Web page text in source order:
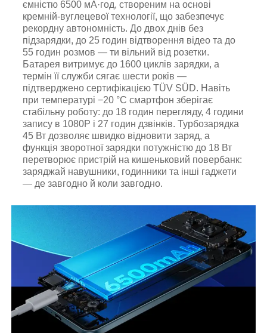
ємністю 6500 мА·год, створеним на основі
кремній-вуглецевої технології, що забезпечує
рекордну автономність. До двох днів без
підзарядки, до 25 годин відтворення відео та до
55 годин розмов — ти вільний від розетки.
Батарея витримує до 1600 циклів зарядки, а
термін її служби сягає шести років —
підтверджено сертифікацією TÜV SÜD. Навіть
при температурі −20 °C смартфон зберігає
стабільну роботу: до 18 годин перегляду, 4 години
запису в 1080P і 27 годин дзвінків. Турбозарядка
45 Вт дозволяє швидко відновити заряд, а
функція зворотної зарядки потужністю до 18 Вт
перетворює пристрій на кишеньковий повербанк:
заряджай навушники, годинники та інші гаджети
— де завгодно й коли завгодно.